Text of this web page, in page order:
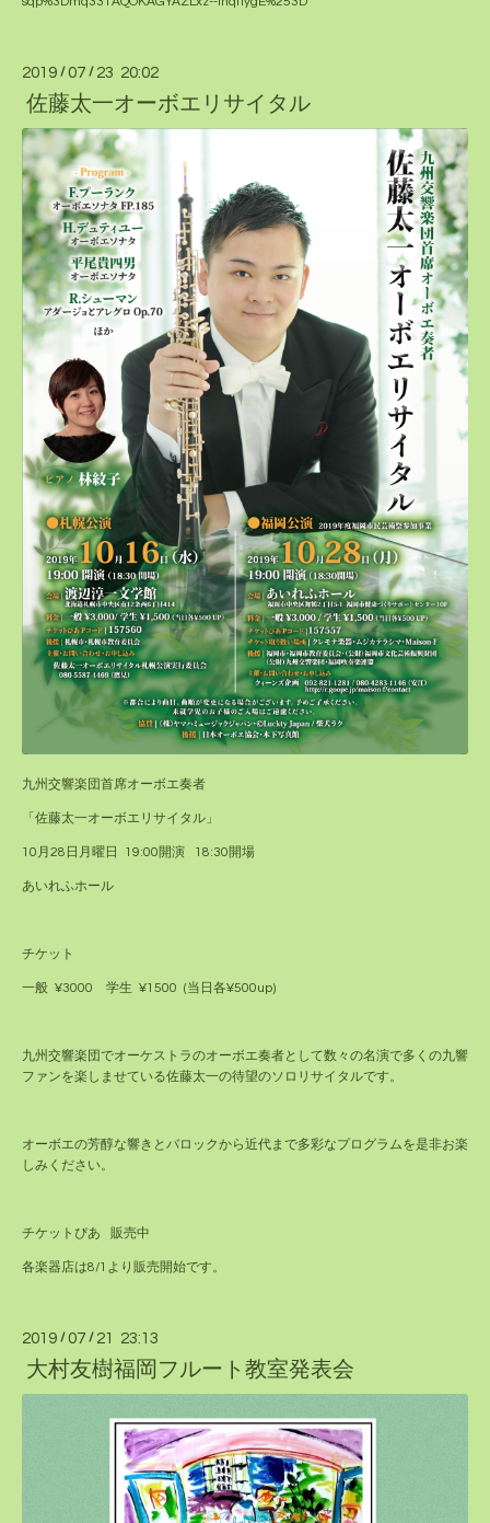
2019 / 07 / 23 20:02
佐藤太一オーボエリサイタル
九州交響楽団首席オーボエ奏者
「佐藤太一オーボエリサイタル」
10月28日月曜日 19:00開演 18:30開場
あいれふホール
チケット
一般 ¥3000 学生 ¥1500 (当日各¥500up)
九州交響楽団でオーケストラのオーボエ奏者として数々の名演で多くの九響
ファンを楽しませている佐藤太一の待望のソロリサイタルです。
オーボエの芳醇な響きとバロックから近代まで多彩なプログラムを是非お楽
しみください。
チケットぴあ 販売中
各楽器店は8/1より販売開始です。
2019 / 07 / 21 23:13
大村友樹福岡フルート教室発表会